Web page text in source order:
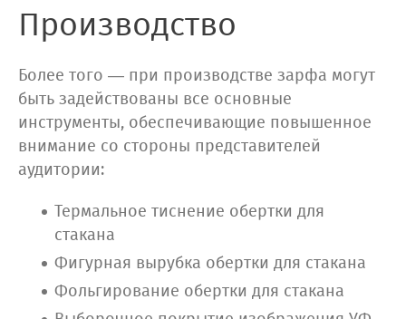
Производство
Более того — при производстве зарфа могут
быть задействованы все основные
инструменты, обеспечивающие повышенное
внимание со стороны представителей
аудитории:
Термальное тиснение обертки для
стакана
Фигурная вырубка обертки для стакана
Фольгирование обертки для стакана